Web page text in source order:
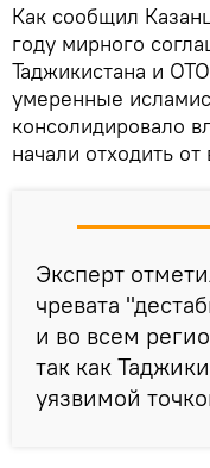
Как сообщил
году мирного
Таджикистана и
умеренные
консолидировало
начали отходить от
Эксперт
чревата
и во всем
так как
уязвимой